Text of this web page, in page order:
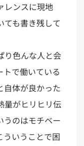
レンスに現地
ても書き残して
り色んな人と会
トで働いている
自体が良かった
量がヒリヒリ伝
うのはモチベー
ういうことで困